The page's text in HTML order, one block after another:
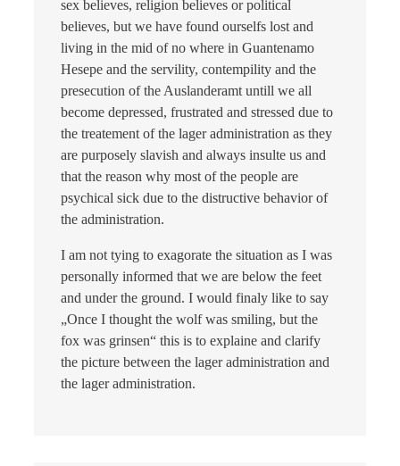
sex believes, religion believes or political
believes, but we have found ourselfs lost and
living in the mid of no where in Guantenamo
Hesepe and the servility, contempility and the
presecution of the Auslanderamt untill we all
become depressed, frustrated and stressed due to
the treatement of the lager administration as they
are purposely slavish and always insulte us and
that the reason why most of the people are
psychical sick due to the distructive behavior of
the administration.
I am not tying to exagorate the situation as I was
personally informed that we are below the feet
and under the ground. I would finaly like to say
„Once I thought the wolf was smiling, but the
fox was grinsen“ this is to explaine and clarify
the picture between the lager administration and
the lager administration.